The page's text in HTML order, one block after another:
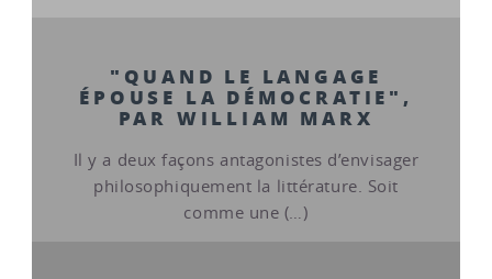
"QUAND LE LANGAGE
ÉPOUSE LA DÉMOCRATIE",
PAR WILLIAM MARX
Il y a deux façons antagonistes d’envisager
philosophiquement la littérature. Soit
comme une (…)